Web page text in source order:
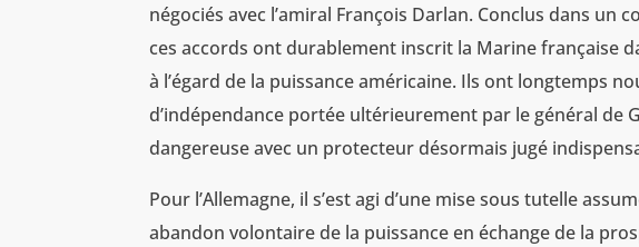
négociés avec l’amiral François Darlan. Conclus dans
ces accords ont durablement inscrit la Marine française
à l’égard de la puissance américaine. Ils ont longtemps
d’indépendance portée ultérieurement par le général de
dangereuse avec un protecteur désormais jugé
Pour l’Allemagne, il s’est agi d’une mise sous tutelle
abandon volontaire de la puissance en échange de la